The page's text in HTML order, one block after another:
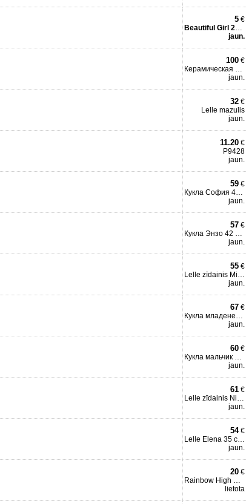
5 €
Beautiful Girl 20cm
jaun.
100 €
Керамическая кукла
jaun.
32 €
Lelle mazulis
jaun.
11.20 €
P9428
jaun.
59 €
Кукла София 40 см (мягкое
jaun.
57 €
Кукла Энзо 42 см плачет
jaun.
55 €
Lelle zīdainis Mimo 42 cm
jaun.
67 €
Кукла младенец Мими 42 с
jaun.
60 €
Кукла мальчик Джоэль 38
jaun.
61 €
Lelle zīdainis Nica 40 cm
jaun.
54€
Lelle Elena 35 cm (mīksta
jaun.
20 €
Rainbow High River Kendal
lietota